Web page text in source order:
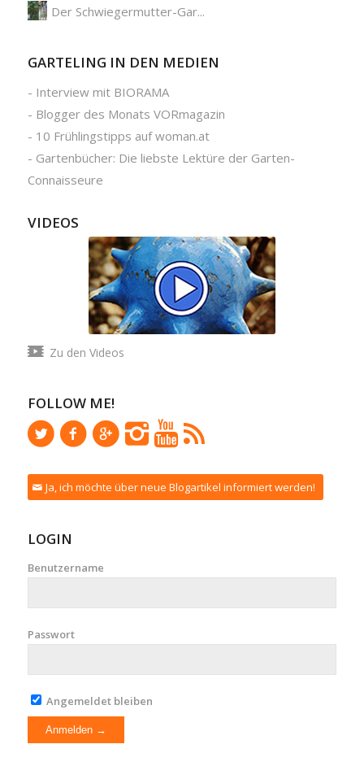
Der Schwiegermutter-Gar...
GARTELING IN DEN MEDIEN
- Interview mit BIORAMA
- Blogger des Monats VORmagazin
- 10 Frühlingstipps auf woman.at
- Gartenbücher: Die liebste Lektüre der Garten-
Connaisseure
VIDEOS
Zu den Videos
FOLLOW ME!
Ja, ich möchte über neue Blogartikel informiert werden!
LOGIN
Benutzername
Passwort
Angemeldet bleiben